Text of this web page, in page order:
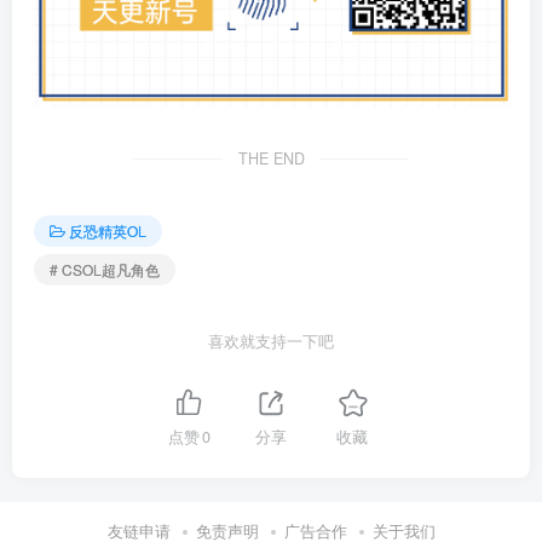
THE END
反恐精英OL
# CSOL超凡角色
喜欢就支持一下吧
点赞0 分享 收藏
友链申请 免责声明 广告合作 关于我们